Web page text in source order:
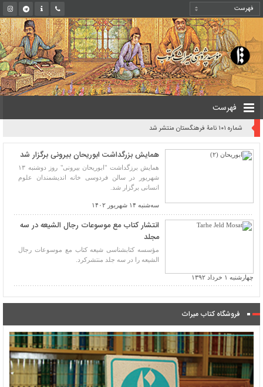
فهرست
شماره ۱۰۱ نامۀ فرهنگستان منتشر شد
همایش بزرگداشت ابوریحان بیرونی برگزار شد
همایش برزگداشت "ابوریحان بیرونی" روز دوشنبه ۱۳
شهریور در سالن فردوسی خانه اندیشمندان علوم
انسانی برگزار شد.
سه‌شنبه ۱۴ شهریور ۱۴۰۲
انتشار کتاب مع موسوعات رجال الشیعه در سه
مجلد
مؤسسه کتابشناسی شیعه کتاب مع موسوعات رجال
الشیعه را در سه جلد منتشرکرد.
چهارشنبه ۱ خرداد ۱۳۹۲
فروشگاه کتاب میراث